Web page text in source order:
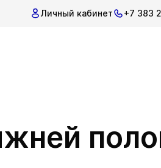
Личный кабинет +7 383